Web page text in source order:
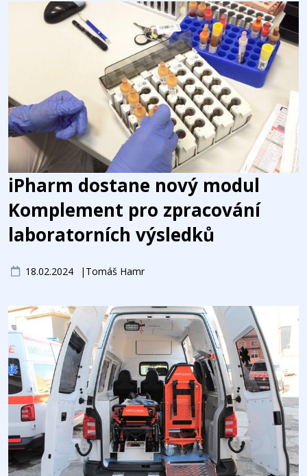
iPharm dostane nový modul
Komplement pro zpracování
laboratorních výsledků
18.02.2024 Tomáš Hamr